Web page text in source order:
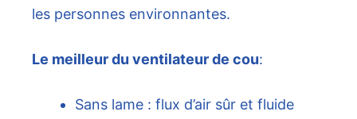
les personnes environnantes.
Le meilleur du ventilateur de cou:
Sans lame : flux d’air sûr et fluide